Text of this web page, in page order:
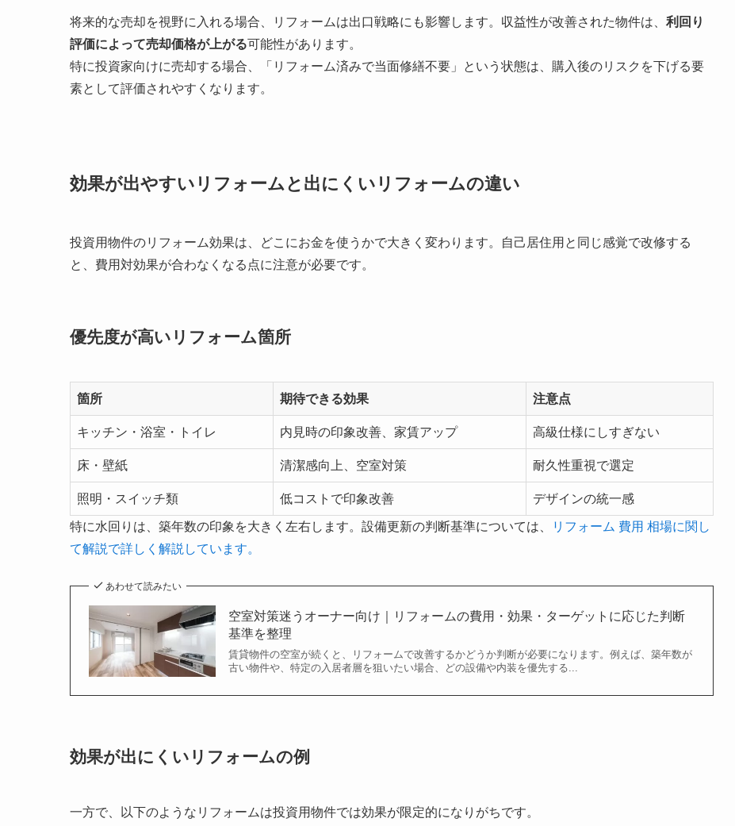
将来的な売却を視野に入れる場合、リフォームは出口戦略にも影響します。収益性が改善された物件は、 利回り
評価によって売却価格が上がる可能性があります。
特に投資家向けに売却する場合、「リフォーム済みで当面修繕不要」という状態は、購入後のリスクを下げる要
素として評価されやすくなります。
効果が出やすいリフォームと出にくいリフォームの違い
投資用物件のリフォーム効果は、どこにお金を使うかで大きく変わります。自己居住用と同じ感覚で改修する
と、費用対効果が合わなくなる点に注意が必要です。
優先度が高いリフォーム箇所
箇所 期待できる効果 注意点
キッチン・浴室・トイレ 内見時の印象改善、家賃アップ 高級仕様にしすぎない
床・壁紙 清潔感向上、空室対策 耐久性重視で選定
照明・スイッチ類 低コストで印象改善 デザインの統一感
特に水回りは、築年数の印象を大きく左右します。設備更新の判断基準については、
リフォーム 費用 相場に関し
て解説で詳しく解説しています。
あわせて読みたい
空室対策迷うオーナー向け｜リフォームの費用・効果・ターゲットに応じた判断
基準を整理
賃貸物件の空室が続くと、リフォームで改善するかどうか判断が必要になります。例えば、築年数が
古い物件や、特定の入居者層を狙いたい場合、どの設備や内装を優先する...
効果が出にくいリフォームの例
一方で、以下のようなリフォームは投資用物件では効果が限定的になりがちです。